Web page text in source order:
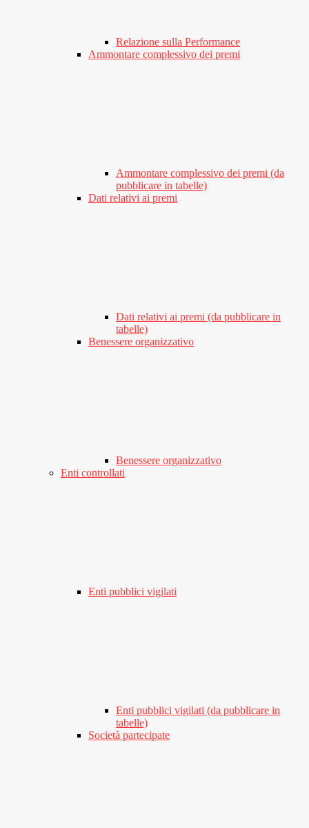
Relazione sulla Performance
Ammontare complessivo dei premi
Ammontare complessivo dei premi (da
pubblicare in tabelle)
Dati relativi ai premi
Dati relativi ai premi (da pubblicare in
tabelle)
Benessere organizzativo
Benessere organizzativo
Enti controllati
Enti pubblici vigilati
Enti pubblici vigilati (da pubblicare in
tabelle)
Società partecipate